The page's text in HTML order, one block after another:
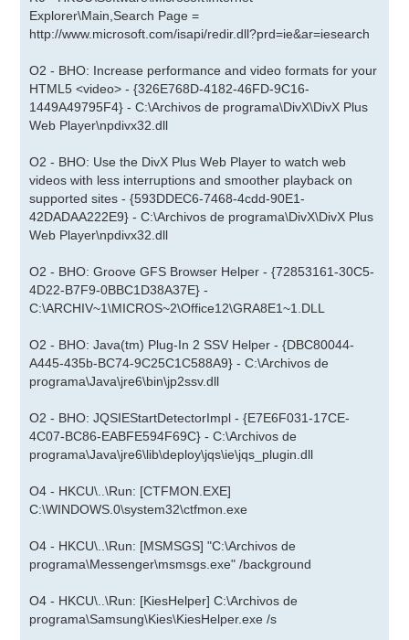
Explorer\Main,Search Page =
http://www.microsoft.com/isapi/redir.dll?prd=ie&ar=iesearch
O2 - BHO: Increase performance and video formats for your
HTML5 <video> - {326E768D-4182-46FD-9C16-
1449A49795F4} - C:\Archivos de programa\DivX\DivX Plus
Web Player\npdivx32.dll
O2 - BHO: Use the DivX Plus Web Player to watch web
videos with less interruptions and smoother playback on
supported sites - {593DDEC6-7468-4cdd-90E1-
42DADAA222E9} - C:\Archivos de programa\DivX\DivX Plus
Web Player\npdivx32.dll
O2 - BHO: Groove GFS Browser Helper - {72853161-30C5-
4D22-B7F9-0BBC1D38A37E} -
C:\ARCHIV~1\MICROS~2\Office12\GRA8E1~1.DLL
O2 - BHO: Java(tm) Plug-In 2 SSV Helper - {DBC80044-
A445-435b-BC74-9C25C1C588A9} - C:\Archivos de
programa\Java\jre6\bin\jp2ssv.dll
O2 - BHO: JQSIEStartDetectorImpl - {E7E6F031-17CE-
4C07-BC86-EABFE594F69C} - C:\Archivos de
programa\Java\jre6\lib\deploy\jqs\ie\jqs_plugin.dll
O4 - HKCU\..\Run: [CTFMON.EXE]
C:\WINDOWS.0\system32\ctfmon.exe
O4 - HKCU\..\Run: [MSMSGS] "C:\Archivos de
programa\Messenger\msmsgs.exe" /background
O4 - HKCU\..\Run: [KiesHelper] C:\Archivos de
programa\Samsung\Kies\KiesHelper.exe /s